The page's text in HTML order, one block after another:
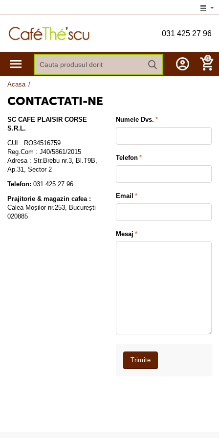
031 425 27 96
0
Acasa /
CONTACTATI-NE
SC CAFE PLAISIR CORSE
S.R.L.
CUI : RO34516759
Reg.Com : J40/5861/2015
Adresa : Str.Brebu nr.3, Bl.T9B,
Ap.31, Sector 2
Telefon: 031 425 27 96
Prajitorie & magazin cafea :
Calea Moșilor nr.253, București
020885
Numele Dvs.
Telefon
Email
Mesaj
Trimite